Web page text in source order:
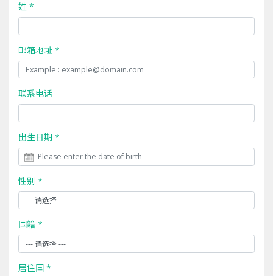
姓 *
邮箱地址 *
联系电话
出生日期 *
性别 *
国籍 *
居住国 *